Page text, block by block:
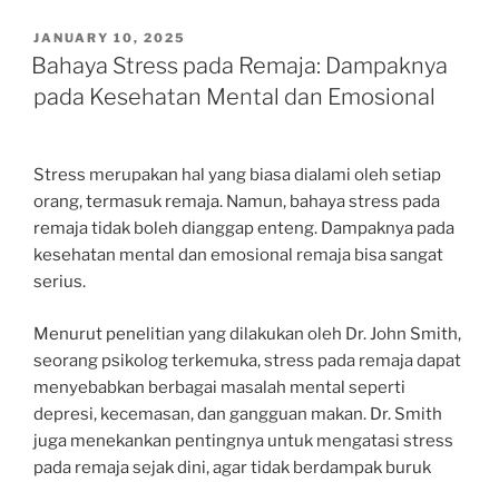
POSTED
ON
JANUARY 10, 2025
Bahaya Stress pada Remaja: Dampaknya
pada Kesehatan Mental dan Emosional
Stress merupakan hal yang biasa dialami oleh setiap
orang, termasuk remaja. Namun, bahaya stress pada
remaja tidak boleh dianggap enteng. Dampaknya pada
kesehatan mental dan emosional remaja bisa sangat
serius.
Menurut penelitian yang dilakukan oleh Dr. John Smith,
seorang psikolog terkemuka, stress pada remaja dapat
menyebabkan berbagai masalah mental seperti
depresi, kecemasan, dan gangguan makan. Dr. Smith
juga menekankan pentingnya untuk mengatasi stress
pada remaja sejak dini, agar tidak berdampak buruk